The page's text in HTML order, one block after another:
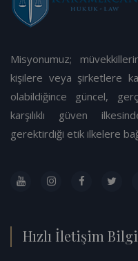
Misyonumuz;
kişilere veya şirketlere
olabildiğince güncel,
karşılıklı güven
gerektirdiği etik ilkelere
Hızlı İletişim